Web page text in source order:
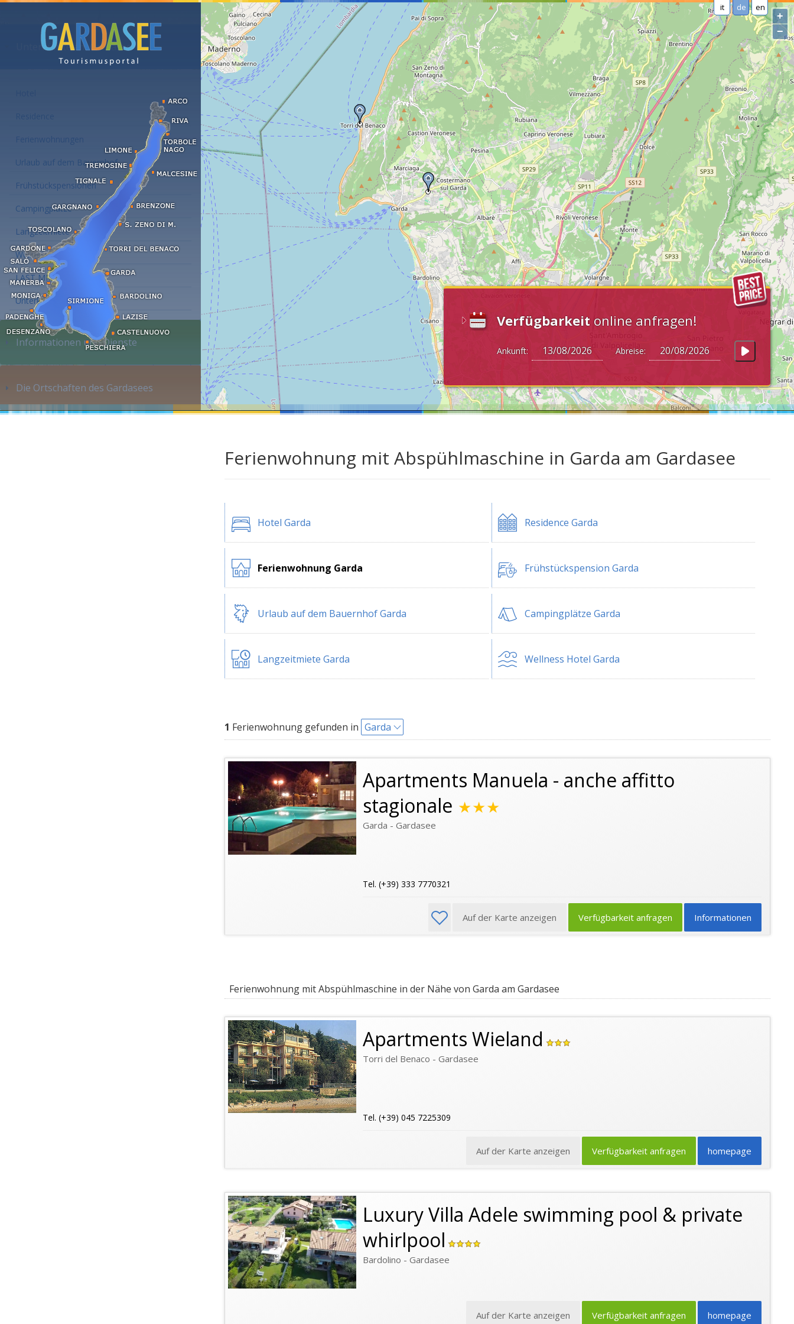
it de en
Verfügbarkeit online anfragen!
Ankunft: Abreise:
+
−
Unterkünfte am Gardasee
Ferienwohnungen
Urlaub auf dem Bauernhof
Frühstückspensionen
Campingplätze
Langzeitmiete
Wellness Hotel
LAST MINUTE
Unterkunft suchen...
Informationen und Dienste
Die Ortschaften des Gardasees
Ferienwohnung mit Abspühlmaschine in Garda am Gardasee
Hotel Garda Residence Garda
Ferienwohnung Garda Frühstückspension Garda
Urlaub auf dem Bauernhof Garda Campingplätze Garda
Langzeitmiete Garda Wellness Hotel Garda
1 Ferienwohnung gefunden in Garda
Apartments Manuela - anche affitto
stagionale ★★★
Garda - Gardasee
Tel. (+39) 333 7770321
Informationen
Verfügbarkeit anfragen
Auf der Karte anzeigen
Ferienwohnung mit Abspühlmaschine in der Nähe von Garda am Gardasee
Apartments Wieland
Torri del Benaco - Gardasee
Tel. (+39) 045 7225309
homepage
Verfügbarkeit anfragen
Auf der Karte anzeigen
Luxury Villa Adele swimming pool & private
whirlpool
Bardolino - Gardasee
homepage
Verfügbarkeit anfragen
Auf der Karte anzeigen